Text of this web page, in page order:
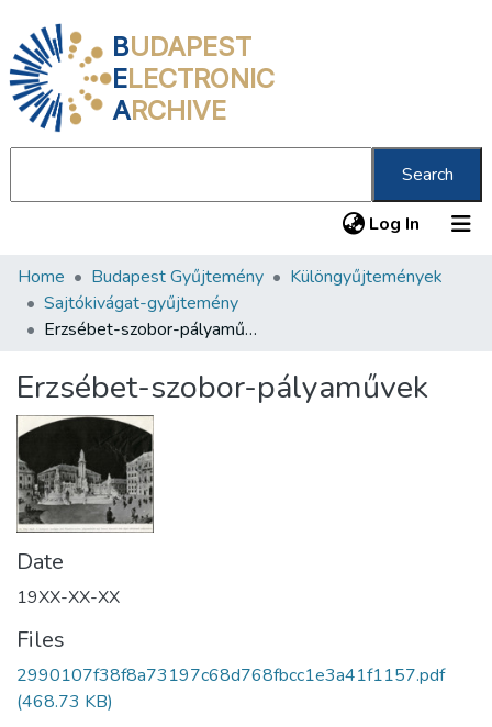
BUDAPEST
ELECTRONIC
ARCHIVE
Search
Log In (current)
Communities & Collections
All of DSpace
About us
Home Budapest Gyűjtemény
Különgyűjtemények
Sajtókivágat-gyűjtemény
Erzsébet-szobor-pályaművek
Erzsébet-szobor-pályaművek
Date
19XX-XX-XX
Files
2990107f38f8a73197c68d768fbcc1e3a41f1157.pdf
(468.73 KB)